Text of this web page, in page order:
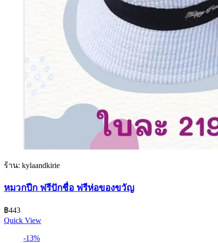
ร้าน: kylaandkirie
หมวกปีก ฟรีปักชื่อ ฟรีห่อของขวัญ
฿443
Quick View
-13%